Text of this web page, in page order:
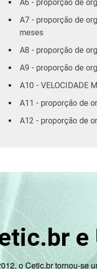
A6 - proporção de
A7 - proporção de
meses
A8 - proporção de
A9 - proporção de
A10 - VELOCIDADE
A11 - proporção de
A12 - proporção de
e
o Cetic.br tornou-se